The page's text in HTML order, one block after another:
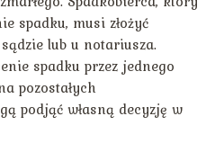
spadku, musi złożyć
lub u notariusza.
spadku przez jednego
pozostałych
podjąć własną decyzję w